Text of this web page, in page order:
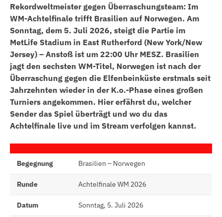
Rekordweltmeister gegen Überraschungsteam: Im
WM-Achtelfinale trifft Brasilien auf Norwegen. Am
Sonntag, dem 5. Juli 2026, steigt die Partie im
MetLife Stadium in East Rutherford (New York/New
Jersey) – Anstoß ist um 22:00 Uhr MESZ. Brasilien
jagt den sechsten WM-Titel, Norwegen ist nach der
Überraschung gegen die Elfenbeinküste erstmals seit
Jahrzehnten wieder in der K.o.-Phase eines großen
Turniers angekommen. Hier erfährst du, welcher
Sender das Spiel überträgt und wo du das
Achtelfinale live und im Stream verfolgen kannst.
Begegnung Brasilien – Norwegen
Runde Achtelfinale WM 2026
Datum Sonntag, 5. Juli 2026